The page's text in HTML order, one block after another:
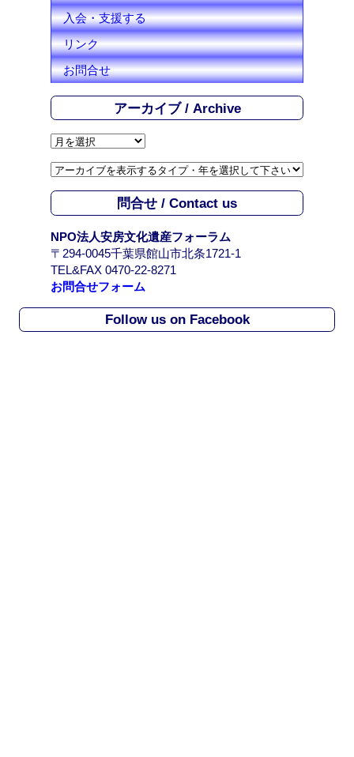
入会・支援する
リンク
お問合せ
アーカイブ / Archive
ア
カ
イ
ブ
A
r
c
h
i
問合せ / Contact us
NPO法人安房文化遺産フォーラム
〒294-0045千葉県館山市北条1721-1
TEL&FAX 0470-22-8271
お問合せフォーム
Follow us on Facebook